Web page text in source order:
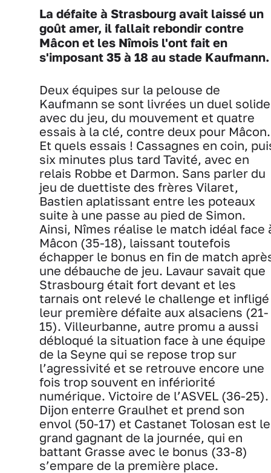
La défaite à Strasbourg avait laissé un
goût amer, il fallait rebondir contre
Mâcon et les Nîmois l'ont fait en
s'imposant 35 à 18 au stade Kaufmann.
Deux équipes sur la pelouse de
Kaufmann se sont livrées un duel solide
avec du jeu, du mouvement et quatre
essais à la clé, contre deux pour Mâcon.
Et quels essais ! Cassagnes en coin,
six minutes plus tard Tavité, avec en
relais Robbe et Darmon. Sans parler du
jeu de duettiste des frères Vilaret,
Bastien aplatissant entre les poteaux
suite à une passe au pied de Simon.
Ainsi, Nîmes réalise le match idéal face
Mâcon (35-18), laissant toutefois
échapper le bonus en fin de match
une débauche de jeu. Lavaur savait que
Strasbourg était fort devant et les
tarnais ont relevé le challenge et infligé
leur première défaite aux alsaciens (21-
15). Villeurbanne, autre promu a aussi
débloqué la situation face à une équipe
de la Seyne qui se repose trop sur
l’agressivité et se retrouve encore une
fois trop souvent en infériorité
numérique. Victoire de l’ASVEL (36-25).
Dijon enterre Graulhet et prend son
envol (50-17) et Castanet Tolosan est le
grand gagnant de la journée, qui en
battant Grasse avec le bonus (33-8)
s’empare de la première place.